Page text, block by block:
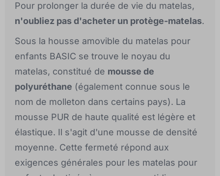
Pour prolonger la durée de vie du matelas,
n'oubliez pas d'acheter un protège-matelas.
Sous la housse amovible du matelas pour
enfants BASIC se trouve le noyau du
matelas, constitué de mousse de
polyuréthane (également connue sous le
nom de molleton dans certains pays). La
mousse PUR de haute qualité est légère et
élastique. Il s'agit d'une mousse de densité
moyenne. Cette fermeté répond aux
exigences générales pour les matelas pour